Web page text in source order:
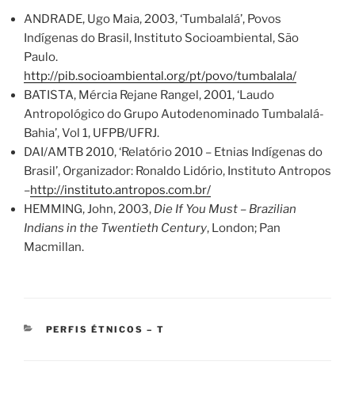
ANDRADE, Ugo Maia, 2003, ‘Tumbalalá’, Povos
Indígenas do Brasil, Instituto Socioambiental, São
Paulo.
http://pib.socioambiental.org/pt/povo/tumbalala/
BATISTA, Mércia Rejane Rangel, 2001, ‘Laudo
Antropológico do Grupo Autodenominado Tumbalalá-
Bahia’, Vol 1, UFPB/UFRJ.
DAI/AMTB 2010, ‘Relatório 2010 – Etnias Indígenas do
Brasil’, Organizador: Ronaldo Lidório, Instituto Antropos
–http://instituto.antropos.com.br/
HEMMING, John, 2003, Die If You Must – Brazilian
Indians in the Twentieth Century, London; Pan
Macmillan.
CATEGORIES
PERFIS ÉTNICOS – T